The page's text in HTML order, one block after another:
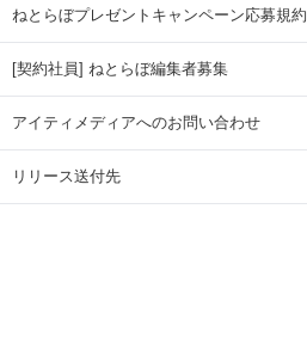
ねとらぼプレゼントキャンペーン応募規約
[契約社員] ねとらぼ編集者募集
アイティメディアへのお問い合わせ
リリース送付先